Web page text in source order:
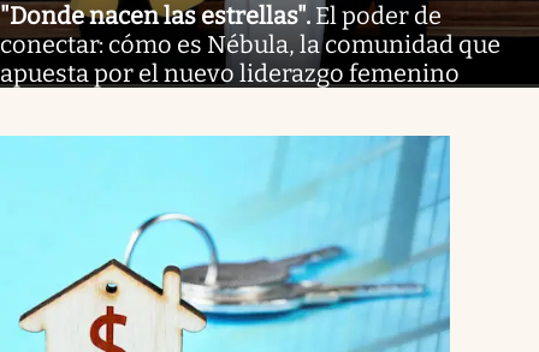
"Donde nacen las estrellas". El poder de
conectar: cómo es Nébula, la comunidad que
apuesta por el nuevo liderazgo femenino